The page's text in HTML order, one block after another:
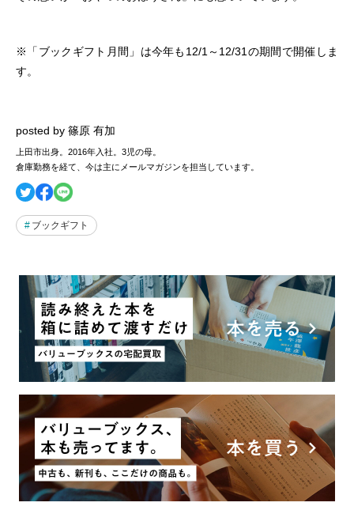
※「ブックギフト月間」は今年も12/1～12/31の期間で開催しま
す。
posted by 篠原 有加
上田市出身。2016年入社。3児の母。
倉庫勤務を経て、今は主にメールマガジンを担当しています。
ブックギフト